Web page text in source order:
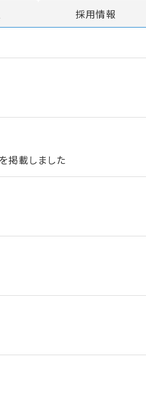
採用情報
掲載しました